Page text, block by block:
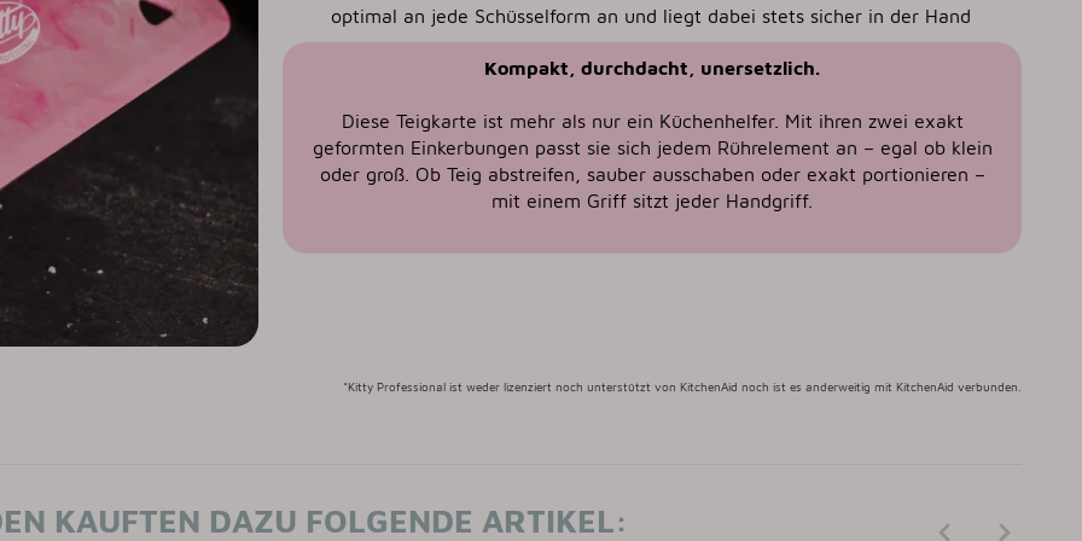
optimal an jede Schüsselform an und liegt dabei stets sicher in der Hand
Kompakt, durchdacht, unersetzlich.
Diese Teigkarte ist mehr als nur ein Küchenhelfer. Mit ihren zwei exakt
geformten Einkerbungen passt sie sich jedem Rührelement an – egal ob klein
oder groß. Ob Teig abstreifen, sauber ausschaben oder exakt portionieren –
mit einem Griff sitzt jeder Handgriff.
*Kitty Professional ist weder lizenziert noch unterstützt von KitchenAid noch ist es anderweitig mit KitchenAid verbunden.
KAUFTEN DAZU FOLGENDE ARTIKEL: